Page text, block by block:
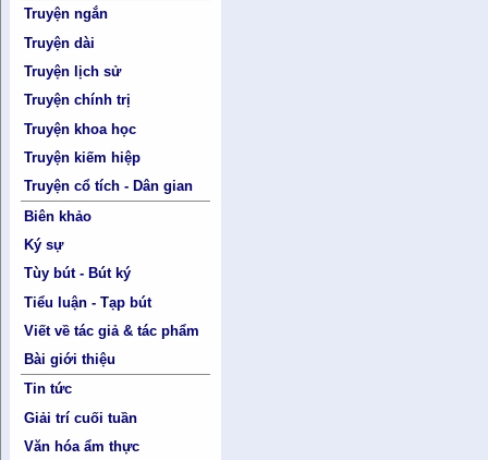
Truyện ngắn
Truyện dài
Truyện lịch sử
Truyện chính trị
Truyện khoa học
Truyện kiếm hiệp
Truyện cổ tích - Dân gian
Biên khảo
Ký sự
Tùy bút - Bút ký
Tiểu luận - Tạp bút
Viết về tác giả & tác phẩm
Bài giới thiệu
Tin tức
Giải trí cuối tuần
Văn hóa ẩm thực